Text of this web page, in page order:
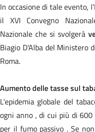
In occasione di tale evento,
il XVI Convegno
Nazionale che si svolgerà
Biagio D'Alba del Ministero
Roma.
Aumento delle tasse sul
L'epidemia globale del
ogni anno , di cui più di
per il fumo passivo . Se